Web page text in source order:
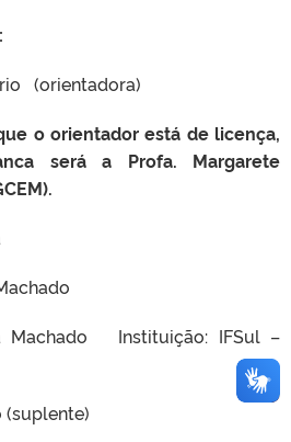
(orientadora)
o orientador está de licença,
será a Profa. Margarete
Machado Instituição: IFSul –
(suplente)